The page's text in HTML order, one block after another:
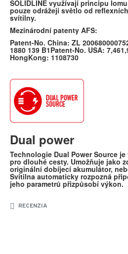
SOLIDLINE využívají principu
pouze odrážejí světlo od
svítilny.
Mezinárodní patenty AFS:
Patent-No. China: ZL
1880 139 B1Patent-No. USA:
HongKong: 1108730
Dual power
Technologie Dual Power Source
pro dlouhé cesty. Umožňuje jako
originální dobíjecí akumulátor,
Svítilna automaticky rozpozná
jeho parametrů přizpůsobí výkon.
RECENZIA